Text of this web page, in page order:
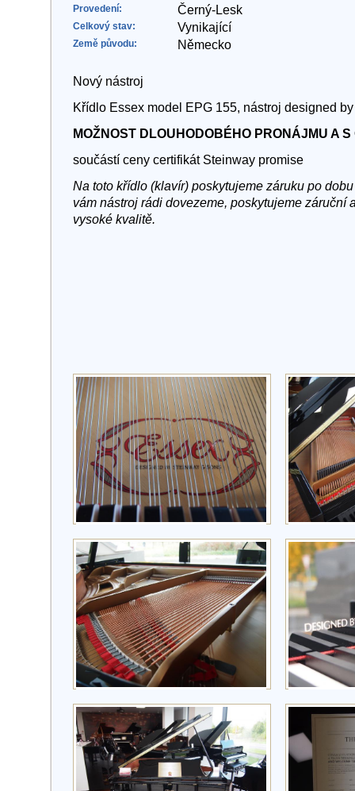
Provedení: Černý-Lesk
Celkový stav: Vynikající
Země původu: Německo
Nový nástroj
Křídlo Essex model EPG 155, nástroj designed
MOŽNOST DLOUHODOBÉHO PRONÁJMU A
součástí ceny certifikát Steinway promise
Na toto křídlo (klavír) poskytujeme záruku po
vám nástroj rádi dovezeme, poskytujeme záruční
vysoké kvalitě.